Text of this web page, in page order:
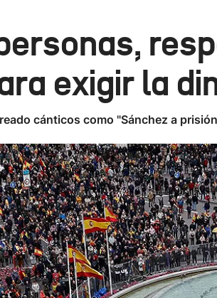
exigir la
cánticos como "Sánchez a